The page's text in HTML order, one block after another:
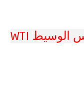
النفط Oil (خام غرب تكساس الوسيط WTI